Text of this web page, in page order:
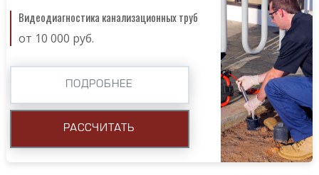
Видеодиагностика канализационных труб
от 10 000 руб.
ПОДРОБНЕЕ
РАССЧИТАТЬ